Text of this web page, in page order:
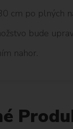
cm po plných
bude
nahor.